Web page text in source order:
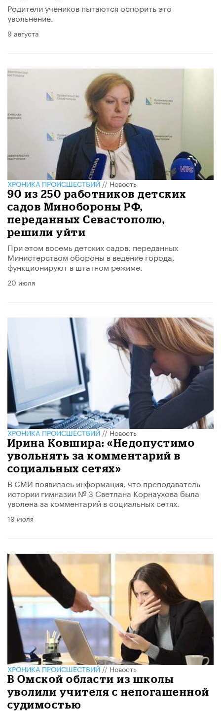
Родители учеников пытаются оспорить это
увольнение.
9 августа
ХРОНИКА ПРОИСШЕСТВИЙ//Новость
90 из 250 работников детских
садов Минобороны РФ,
переданных Севастополю,
решили уйти
При этом восемь детских садов, переданных
Министерством обороны в ведение города,
функционируют в штатном режиме.
20 июля
ХРОНИКА ПРОИСШЕСТВИЙ//Новость
Ирина Ковшира: «Недопустимо
увольнять за комментарий в
социальных сетях»
В СМИ появилась информация, что преподаватель
истории гимназии № 3 Светлана Корнаухова была
уволена за комментарий в социальных сетях.
19 июля
ХРОНИКА ПРОИСШЕСТВИЙ//Новость
В Омской области из школы
уволили учителя с непогашенной
судимостью